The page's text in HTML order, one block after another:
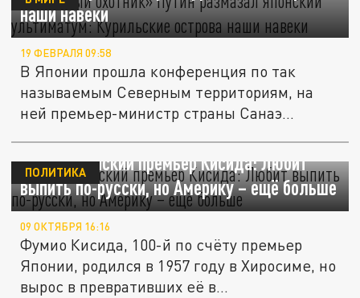
наши навеки
19 ФЕВРАЛЯ 09:58
В Японии прошла конференция по так
называемым Северным территориям, на
ней премьер-министр страны Санаэ...
Новый японский премьер Кисида: Любит
выпить по-русски, но Америку – ещё больше
ПОЛИТИКА
09 ОКТЯБРЯ 16:16
Фумио Кисида, 100-й по счёту премьер
Японии, родился в 1957 году в Хиросиме, но
вырос в превративших её в...